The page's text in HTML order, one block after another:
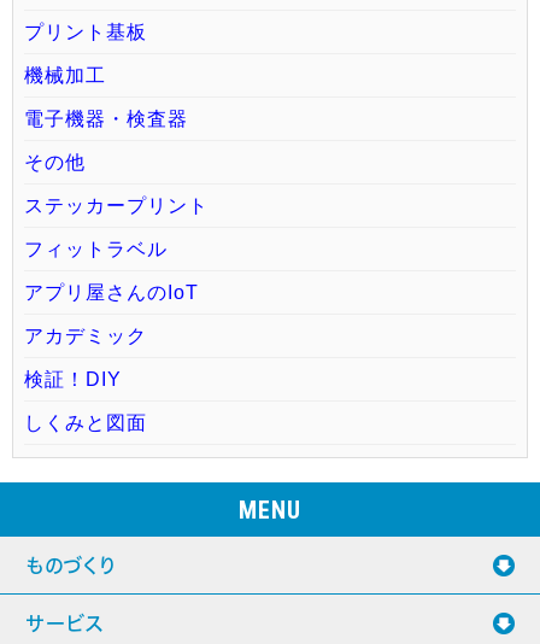
プリント基板
機械加工
電子機器・検査器
その他
ステッカープリント
フィットラベル
アプリ屋さんのIoT
アカデミック
検証！DIY
しくみと図面
MENU
ものづくり
サービス